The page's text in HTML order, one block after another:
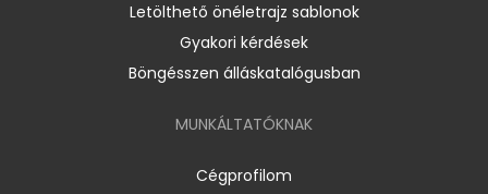
Letölthető önéletrajz sablonok
Gyakori kérdések
Böngésszen álláskatalógusban
MUNKÁLTATÓKNAK
Cégprofilom